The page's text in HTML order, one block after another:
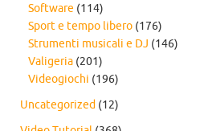
Software (114)
Sport e tempo libero (176)
Strumenti musicali e DJ (146)
Valigeria (201)
Videogiochi (196)
Uncategorized (12)